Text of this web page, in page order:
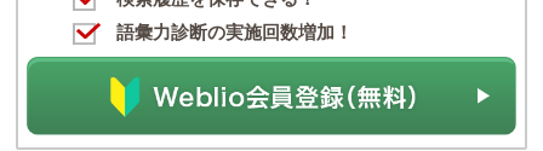
語彙力診断の実施回数増加！